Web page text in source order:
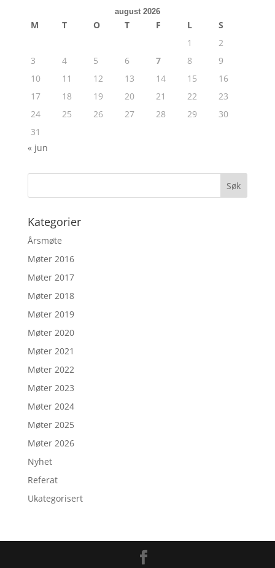
august 2026
M T O T F L
S
1
2
3
4 5 6 7 8
9
10
11 12 13 14 15
16
17
18 19 20 21 22
23
24
25 26 27 28 29
30
31
« jun
Kategorier
Årsmøte
Møter 2016
Møter 2017
Møter 2018
Møter 2019
Møter 2020
Møter 2021
Møter 2022
Møter 2023
Møter 2024
Møter 2025
Møter 2026
Nyhet
Referat
Ukategorisert